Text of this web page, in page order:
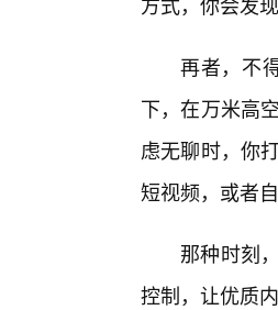
再者，不
下，在万米高
虑无聊时，你
短视频，或者
那种时刻
控制，让优质